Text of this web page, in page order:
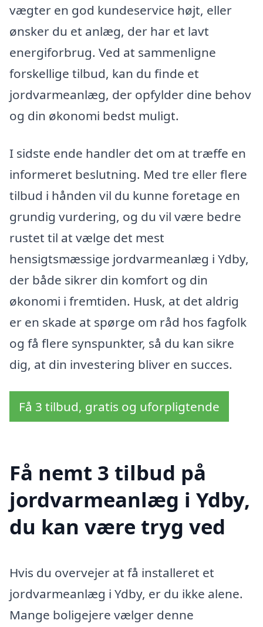
vægter en god kundeservice højt, eller
ønsker du et anlæg, der har et lavt
energiforbrug. Ved at sammenligne
forskellige tilbud, kan du finde et
jordvarmeanlæg, der opfylder dine behov
og din økonomi bedst muligt.
I sidste ende handler det om at træffe en
informeret beslutning. Med tre eller flere
tilbud i hånden vil du kunne foretage en
grundig vurdering, og du vil være bedre
rustet til at vælge det mest
hensigtsmæssige jordvarmeanlæg i Ydby,
der både sikrer din komfort og din
økonomi i fremtiden. Husk, at det aldrig
er en skade at spørge om råd hos fagfolk
og få flere synspunkter, så du kan sikre
dig, at din investering bliver en succes.
Få 3 tilbud, gratis og uforpligtende
Få nemt 3 tilbud på
jordvarmeanlæg i Ydby,
du kan være tryg ved
Hvis du overvejer at få installeret et
jordvarmeanlæg i Ydby, er du ikke alene.
Mange boligejere vælger denne